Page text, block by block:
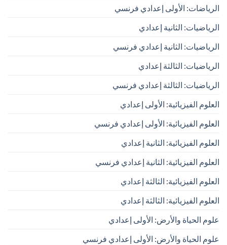
الرياضات: الأولى إعدادي فرنسي
الرياضيات: الثانية إعدادي
الرياضيات: الثانية إعدادي فرنسي
الرياضيات: الثالثة إعدادي
الرياضيات: الثالثة إعدادي فرنسي
العلوم الفيزيائية: الأولى إعدادي
العلوم الفيزيائية: الأولى إعدادي فرنسي
العلوم الفيزيائية: الثانية إعدادي
العلوم الفيزيائية: الثانية إعدادي فرنسي
العلوم الفيزيائية: الثالثة إعدادي
العلوم الفيزيائية: الثالثة إعدادي
علوم الحياة والأرض: الأولى إعدادي
علوم الحياة والأرض: الأولى إعدادي فرنسي